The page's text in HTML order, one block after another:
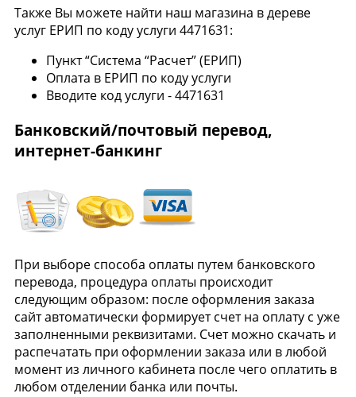
Также Вы можете найти наш магазина в дереве
услуг ЕРИП по коду услуги 4471631:
Пункт “Система “Расчет” (ЕРИП)
Оплата в ЕРИП по коду услуги
Вводите код услуги - 4471631
Банковский/почтовый перевод,
интернет-банкинг
При выборе способа оплаты путем банковского
перевода, процедура оплаты происходит
следующим образом: после оформления заказа
сайт автоматически формирует счет на оплату с уже
заполненными реквизитами. Счет можно скачать и
распечатать при оформлении заказа или в любой
момент из личного кабинета после чего оплатить в
любом отделении банка или почты.